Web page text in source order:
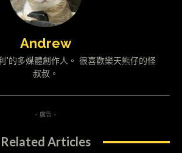
Andrew
"的多媒體創作人。 很喜歡樂天熊仔的怪
叔叔。
- 廣告 -
Related Articles